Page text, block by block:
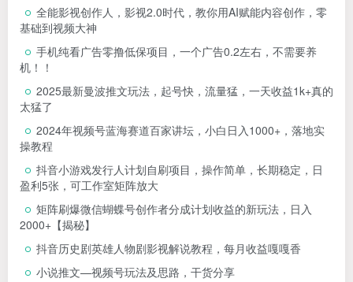
全能影视创作人，影视2.0时代，教你用AI赋能内容创作，​零
基础到视频大神
手机纯看广告零撸低保项目，一个广告0.2左右，不需要养
机！！
2025最新曼波推文玩法，起号快，流量猛，一天收益1k+真的
太猛了
2024年视频号蓝海赛道百家讲坛，小白日入1000+，落地实
操教程
抖音小游戏发行人计划自刷项目，操作简单，长期稳定，日
盈利5张，可工作室矩阵放大
矩阵刷爆微信蝴蝶号创作者分成计划收益的新玩法，日入
2000+【揭秘】
抖音历史剧英雄人物剧影视解说教程，每月收益嘎嘎香
小说推文—视频号玩法及思路，干货分享